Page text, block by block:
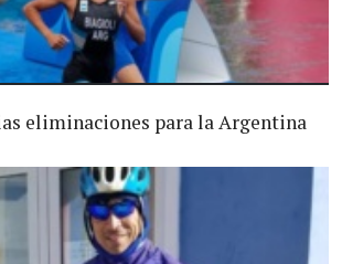
eliminaciones para la Argentina